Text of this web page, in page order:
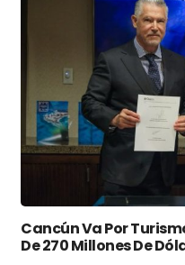
Cancún Va Por
De 270 Millones De